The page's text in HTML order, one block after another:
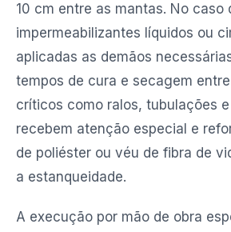
10 cm entre as mantas. No caso
impermeabilizantes líquidos ou
aplicadas as demãos
tempos de cura e secagem
críticos como ralos, tubulações
recebem atenção especial e
de poliéster ou véu de fibra de
a estanqueidade.
A execução por mão de obra